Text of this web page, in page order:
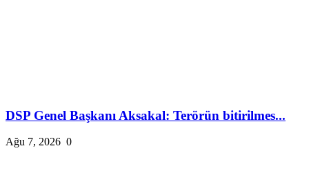
DSP Genel Başkanı Aksakal: Terörün bitirilmes...
Ağu 7, 2026 0